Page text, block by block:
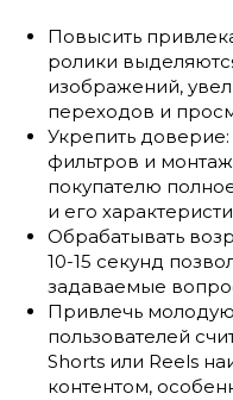
Повысить
ролики
изображений,
переходов и
Укрепить
фильтров и
покупателю
и его
Обрабатывать
10-15 секунд
задаваемые
Привлечь
пользователей
Shorts или Reels
контентом,